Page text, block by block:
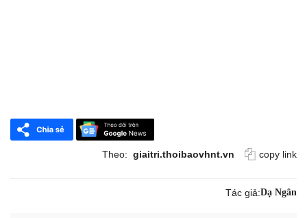
Theo: giaitri.thoibaovhnt.vn copy link
Tác giả:Dạ Ngân